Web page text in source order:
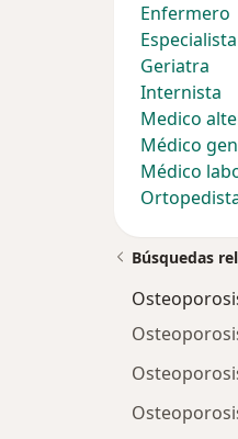
Enfermero
Geriatra
Internista
Medico
Médico
Médico
Búsquedas